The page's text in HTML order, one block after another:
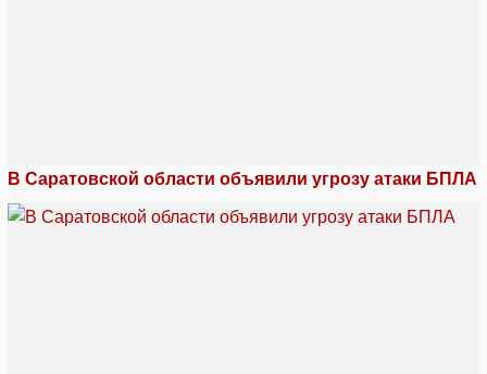
В Саратовской области объявили угрозу атаки БПЛА